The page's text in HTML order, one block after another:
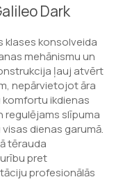
Dark
klases konsolveida
mehānismu un
ļauj atvērt
nepārvietojot āra
ikdienas
regulējams slīpuma
dienas garumā.
tērauda
pret
profesionālās